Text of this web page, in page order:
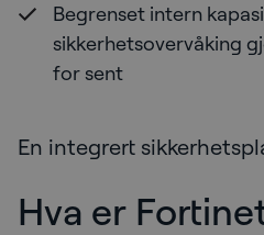
Begrenset intern
sikkerhetsovervåking
for sent
En integrert
Hva er